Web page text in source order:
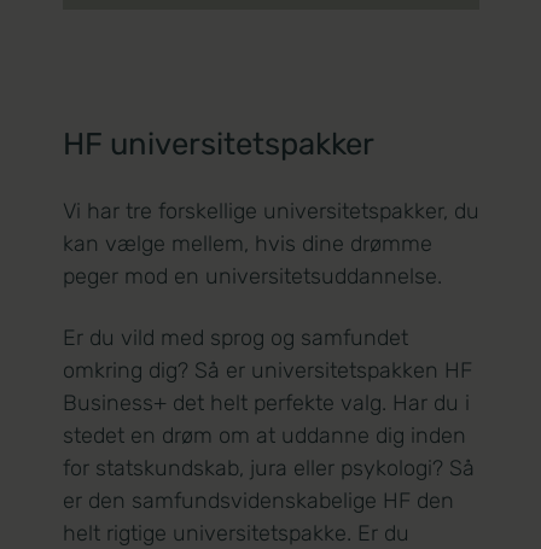
HF universitetspakker
Vi har tre forskellige universitetspakker, du
kan vælge mellem, hvis dine drømme
peger mod en universitetsuddannelse.
Er du vild med sprog og samfundet
omkring dig? Så er universitetspakken HF
Business+ det helt perfekte valg. Har du i
stedet en drøm om at uddanne dig inden
for statskundskab, jura eller psykologi? Så
er den samfundsvidenskabelige HF den
helt rigtige universitetspakke. Er du